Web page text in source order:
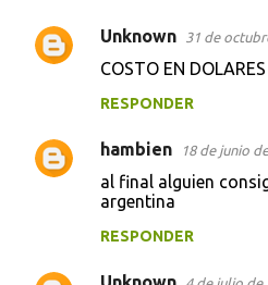
Unknown 31 de
COSTO EN DOLARES
RESPONDER
hambien 18 de junio
al final alguien
argentina
RESPONDER